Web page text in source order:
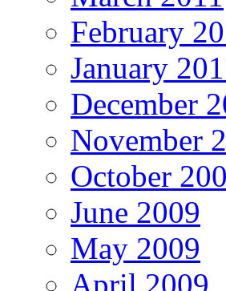
February
January
December
November
October
June 2009
May 2009